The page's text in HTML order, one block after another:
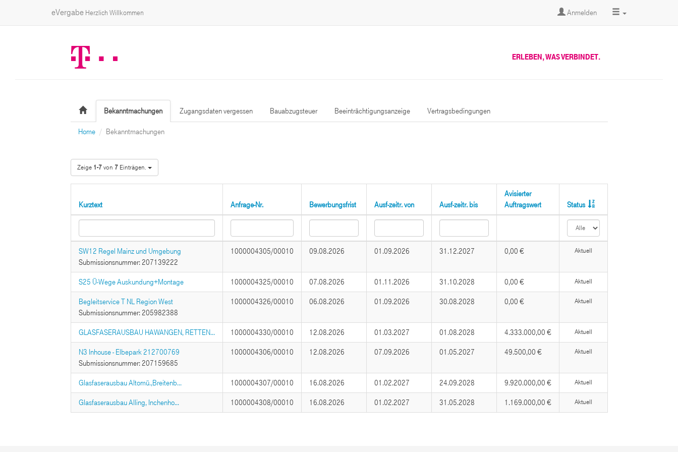
eVergabe Herzlich Willkommen Anmelden
ERLEBEN, WAS VERBINDET.
Bekanntmachungen Zugangsdaten vergessen Bauabzugsteuer Beeinträchtigungsanzeige Vertragsbedingungen
Home Bekanntmachungen
Zeige 1-7von 7Einträgen.
Kurztext Anfrage-Nr. Bewerbungsfrist Ausf-zeitr. von Ausf-zeitr. bis
Avisierter
Auftragswert
Status
SW12 Regel Mainz und Umgebung
Submissionsnummer: 207139222
1000004305/00010 09.08.2026 01.09.2026 31.12.2027 0,00 € Aktuell
S25 Ü-Wege Auskundung+Montage 1000004325/00010 07.08.2026 01.11.2026 31.10.2028 0,00 € Aktuell
Begleitservice T NL Region West
Submissionsnummer: 205982388
1000004326/00010 06.08.2026 01.09.2026 30.08.2028 0,00 € Aktuell
GLASFASERAUSBAU HAWANGEN, RETTEN... 1000004330/00010 12.08.2026 01.03.2027 01.08.2028 4.333.000,00 € Aktuell
N3 Inhouse - Elbepark 212700769
Submissionsnummer: 207159685
1000004306/00010 12.08.2026 07.09.2026 01.05.2027 49.500,00 € Aktuell
Glasfaserausbau Altomü.,Breitenb... 1000004307/00010 16.08.2026 01.02.2027 24.09.2028 9.920.000,00 € Aktuell
Glasfaserausbau Alling, Inchenho... 1000004308/00010 16.08.2026 01.02.2027 31.05.2028 1.169.000,00 € Aktuell